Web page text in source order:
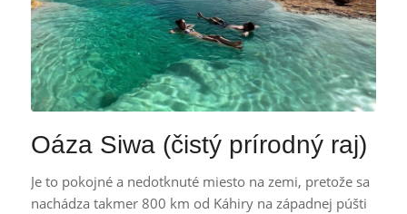
Oáza Siwa(čistý prírodný raj)
Je to pokojné a nedotknuté miesto na zemi, pretože sa
nachádza takmer 800 km od Káhiry na západnej púšti